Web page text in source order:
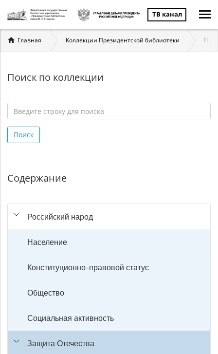
ТВ канал
Вы
здесь
Главная Коллекции Президентской библиотеки
Поиск по коллекции
строку
для
Поиск
Содержание
Российский народ
Население
Конституционно-правовой статус
Общество
Социальная активность
Защита Отечества